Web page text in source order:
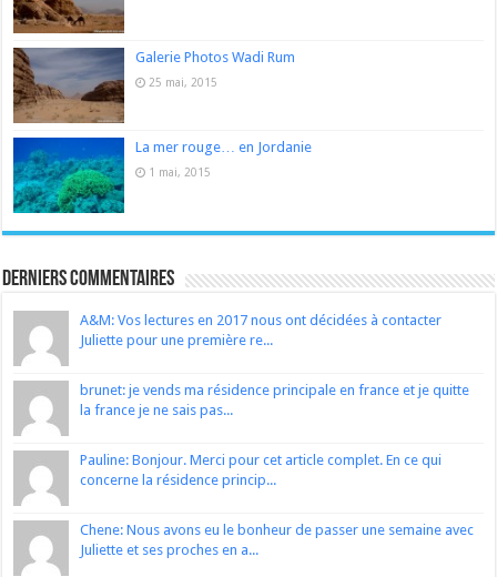
Galerie Photos Wadi Rum
25 mai, 2015
La mer rouge… en Jordanie
1 mai, 2015
Derniers Commentaires
A&M: Vos lectures en 2017 nous ont décidées à contacter
Juliette pour une première re...
brunet: je vends ma résidence principale en france et je quitte
la france je ne sais pas...
Pauline: Bonjour. Merci pour cet article complet. En ce qui
concerne la résidence princip...
Chene: Nous avons eu le bonheur de passer une semaine avec
Juliette et ses proches en a...